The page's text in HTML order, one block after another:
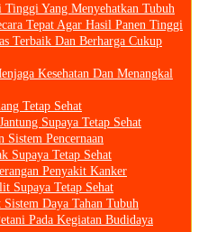
Yang Menyehatkan Tubuh
Tepat Agar Hasil Panen Tinggi
Terbaik Dan Berharga Cukup
Kesehatan Dan Menangkal
Tetap Sehat
Supaya Tetap Sehat
Sistem Pencernaan
Supaya Tetap Sehat
Penyakit Kanker
Supaya Tetap Sehat
Daya Tahan Tubuh
Pada Kegiatan Budidaya